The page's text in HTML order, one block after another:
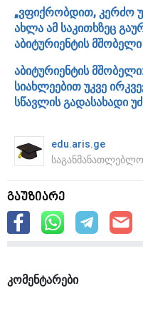
„ვფიქრობდით, კერძო
ახლა ამ საკითხზეც
აბიტურიენტის
აბიტურიენტის
სიახლეებით უკვე
სწავლის გადასახადი
edu.aris.ge
გაუზიარე
კომენტარები